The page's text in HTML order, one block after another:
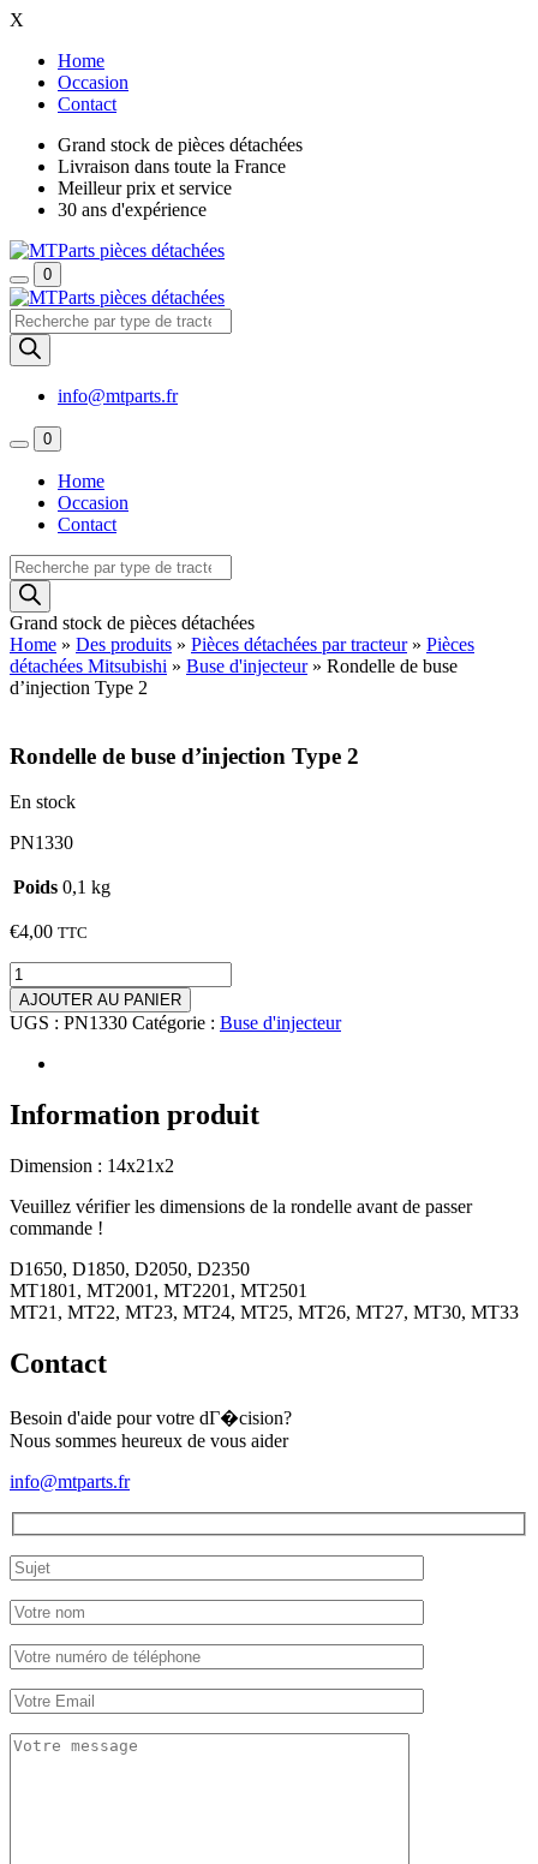
X
Home
Occasion
Contact
Grand stock de pièces détachées
Livraison dans toute la France
Meilleur prix et service
30 ans d'expérience
0
Recherche
de
produits
info@mtparts.fr
0
Home
Occasion
Contact
Recherche
de
produits
Grand stock de pièces détachées
Home » Des produits » Pièces détachées par tracteur» Pièces
détachées Mitsubishi » Buse d'injecteur» Rondelle de buse
d’injection Type 2
Rondelle de buse d’injection Type 2
En stock
PN1330
Poids 0,1 kg
€4,00 TTC
quantité
de
Rondelle
de
buse
Type
2
AJOUTER AU PANIER
UGS : PN1330 Catégorie : Buse d'injecteur
Information produit
Dimension : 14x21x2
Veuillez vérifier les dimensions de la rondelle avant de passer
commande !
D1650, D1850, D2050, D2350
MT1801, MT2001, MT2201, MT2501
MT21, MT22, MT23, MT24, MT25, MT26, MT27, MT30, MT33
Contact
Besoin d'aide pour votre dГ�cision?
Nous sommes heureux de vous aider
info@mtparts.fr